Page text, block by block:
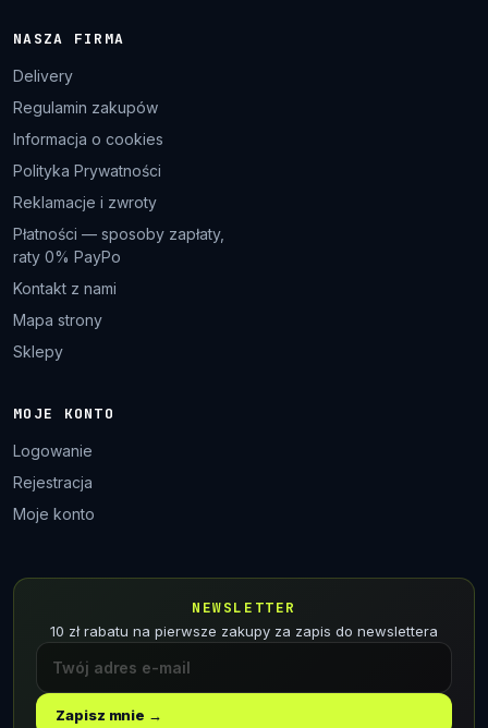
NASZA FIRMA
Delivery
Regulamin zakupów
Informacja o cookies
Polityka Prywatności
Reklamacje i zwroty
Płatności — sposoby zapłaty,
raty 0% PayPo
Kontakt z nami
Mapa strony
Sklepy
MOJE KONTO
Logowanie
Rejestracja
Moje konto
NEWSLETTER
10 zł rabatu na pierwsze zakupy za zapis do newslettera
Zapisz mnie →